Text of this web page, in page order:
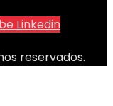
Linkedin
reservados.